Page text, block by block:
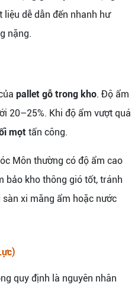
liệu dễ dẫn đến nhanh hư
nặng.
pallet gỗ trong kho. Độ ẩm
20–25%. Khi độ ẩm vượt quá
mọt tấn công.
Môn thường có độ ẩm cao
bảo kho thông gió tốt, tránh
xi măng ẩm hoặc nước
quy định là nguyên nhân